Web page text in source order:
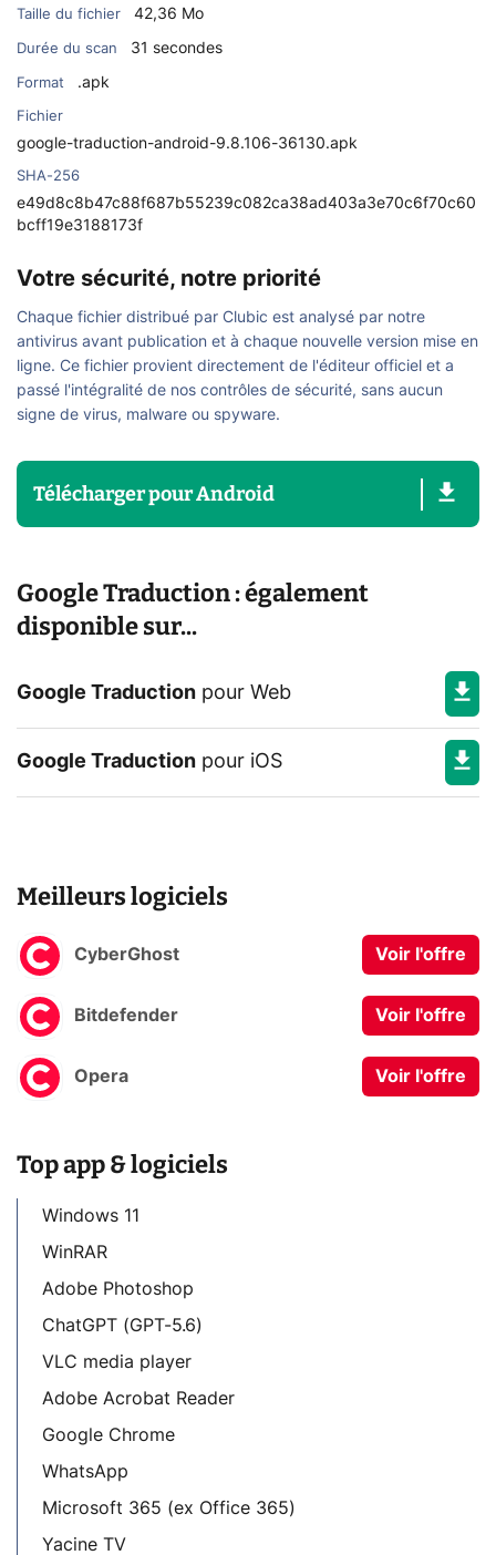
Taille du fichier 42,36 Mo
Durée du scan 31 secondes
Format .apk
Fichier
google-traduction-android-9.8.106-36130.apk
SHA-256
e49d8c8b47c88f687b55239c082ca38ad403a3e70c6f70c60
bcff19e3188173f
Votre sécurité, notre priorité
Chaque fichier distribué par Clubic est analysé par notre
antivirus avant publication et à chaque nouvelle version mise en
ligne. Ce fichier provient directement de l'éditeur officiel et a
passé l'intégralité de nos contrôles de sécurité, sans aucun
signe de virus, malware ou spyware.
TéléchargerpourAndroid
Google Traduction : également
disponible sur...
Google Traduction pour Web
Google Traduction pour iOS
Meilleurs logiciels
CyberGhost Voir l'offre
Bitdefender Voir l'offre
Opera Voir l'offre
Top app & logiciels
Windows 11
WinRAR
Adobe Photoshop
ChatGPT (GPT-5.6)
VLC media player
Adobe Acrobat Reader
Google Chrome
WhatsApp
Microsoft 365 (ex Office 365)
Yacine TV